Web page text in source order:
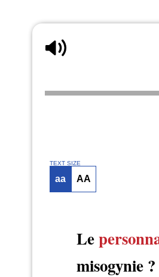
TEXT SIZE
aa AA
Le
misogynie ?